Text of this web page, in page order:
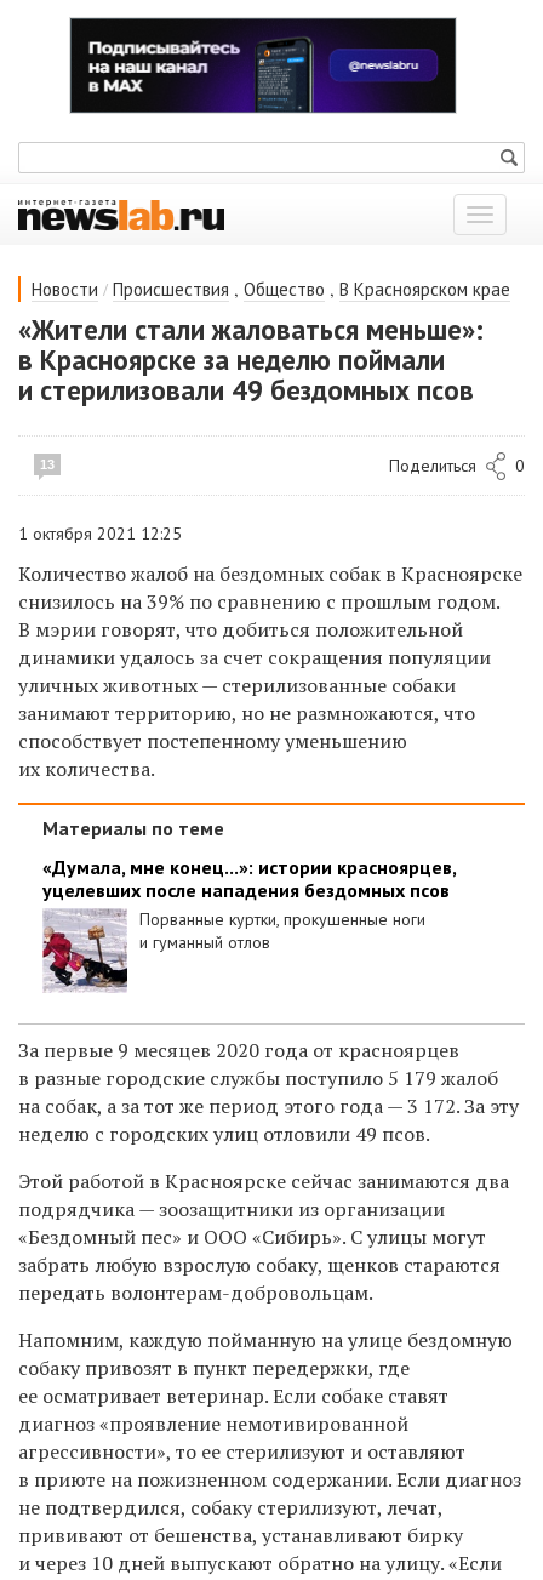
Показать
меню
Новости / Происшествия , Общество , В Красноярском крае
«Жители стали жаловаться меньше»:
в Красноярске за неделю поймали
и стерилизовали 49 бездомных псов
13 Поделиться 0
1 октября 2021 12:25
Количество жалоб на бездомных собак в Красноярске
снизилось на 39% по сравнению с прошлым годом.
В мэрии говорят, что добиться положительной
динамики удалось за счет сокращения популяции
уличных животных — стерилизованные собаки
занимают территорию, но не размножаются, что
способствует постепенному уменьшению
их количества.
Материалы по теме
«Думала, мне конец...»: истории красноярцев,
уцелевших после нападения бездомных псов
Порванные куртки, прокушенные ноги
и гуманный отлов
За первые 9 месяцев 2020 года от красноярцев
в разные городские службы поступило 5 179 жалоб
на собак, а за тот же период этого года — 3 172. За эту
неделю с городских улиц отловили 49 псов.
Этой работой в Красноярске сейчас занимаются два
подрядчика — зоозащитники из организации
«Бездомный пес» и ООО «Сибирь». С улицы могут
забрать любую взрослую собаку, щенков стараются
передать волонтерам-добровольцам.​
Напомним, каждую пойманную на улице бездомную
собаку привозят в пункт передержки, где
ее осматривает ветеринар. Если собаке ставят
диагноз«проявление немотивированной
агрессивности», то ее стерилизуют и оставляют
в приюте на пожизненном содержании. Если диагноз
не подтвердился, собаку стерилизуют, лечат,
прививают от бешенства, устанавливают бирку
и через 10 дней выпускают обратно на улицу. «Если